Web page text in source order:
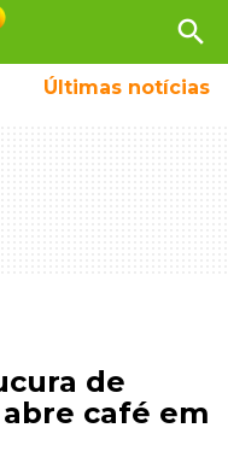
search
Últimas notícias
de
café em